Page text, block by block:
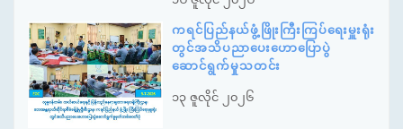
ကရင်ပြည်နယ်ဖွံ့ဖြိုးကြီးကြပ်ရေးမှူးရုံး
တွင်အသိပညာပေးဟောပြောပွဲ
ဆောင်ရွက်မှုသတင်း
၁၃ ဇူလိုင် ၂၀၂၆